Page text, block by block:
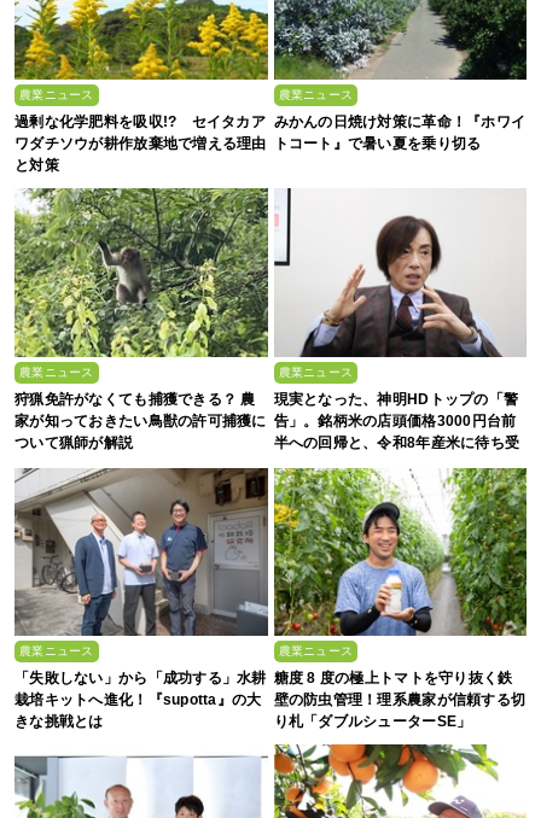
農業ニュース
過剰な化学肥料を吸収!? セイタカア
ワダチソウが耕作放棄地で増える理由
と対策
農業ニュース
みかんの日焼け対策に革命！『ホワイ
トコート』で暑い夏を乗り切る
農業ニュース
狩猟免許がなくても捕獲できる？ 農
家が知っておきたい鳥獣の許可捕獲に
ついて猟師が解説
農業ニュース
現実となった、神明HDトップの「警
告」。銘柄米の店頭価格3000円台前
半への回帰と、令和8年産米に待ち受
農業ニュース
「失敗しない」から「成功する」水耕
栽培キットへ進化！『supotta』の大
きな挑戦とは
農業ニュース
糖度 8 度の極上トマトを守り抜く鉄
壁の防虫管理！理系農家が信頼する切
り札「ダブルシューターSE」